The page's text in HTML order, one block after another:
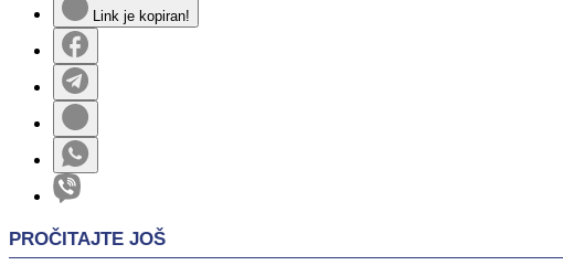
Link je kopiran!